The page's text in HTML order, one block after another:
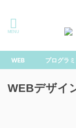
WEB プログラ
WEBデザイ